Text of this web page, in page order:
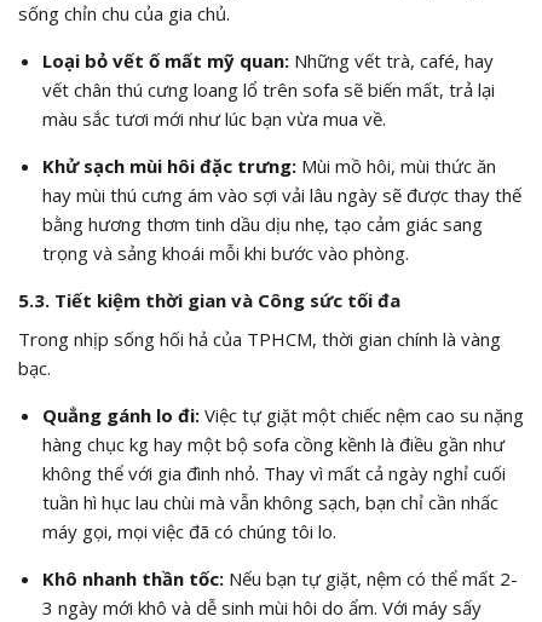
sống chỉn chu của gia chủ.
Loại bỏ vết ố mất mỹ quan:Những vết trà, café, hay
vết chân thú cưng loang lổ trên sofa sẽ biến mất, trả lại
màu sắc tươi mới như lúc bạn vừa mua về.
Khử sạch mùi hôi đặc trưng:Mùi mồ hôi, mùi thức ăn
hay mùi thú cưng ám vào sợi vải lâu ngày sẽ được thay thế
bằng hương thơm tinh dầu dịu nhẹ, tạo cảm giác sang
trọng và sảng khoái mỗi khi bước vào phòng.
5.3. Tiết kiệm thời gian và Công sức tối đa
Trong nhịp sống hối hả của TPHCM, thời gian chính là vàng
bạc.
Quẳng gánh lo đi:Việc tự giặt một chiếc nệm cao su nặng
hàng chục kg hay một bộ sofa cồng kềnh là điều gần như
không thể với gia đình nhỏ. Thay vì mất cả ngày nghỉ cuối
tuần hì hục lau chùi mà vẫn không sạch, bạn chỉ cần nhấc
máy gọi, mọi việc đã có chúng tôi lo.
Khô nhanh thần tốc:Nếu bạn tự giặt, nệm có thể mất 2-
3 ngày mới khô và dễ sinh mùi hôi do ẩm. Với máy sấy